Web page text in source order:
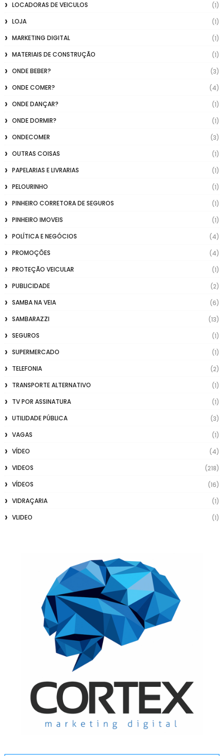
LOCADORAS DE VEICULOS
(1)
LOJA
(1)
MARKETING DIGITAL
(1)
MATERIAIS DE CONSTRUÇÃO
(1)
ONDE BEBER?
(3)
ONDE COMER?
(4)
ONDE DANÇAR?
(1)
ONDE DORMIR?
(1)
ONDECOMER
(3)
OUTRAS COISAS
(1)
PAPELARIAS E LIVRARIAS
(1)
PELOURINHO
(1)
PINHEIRO CORRETORA DE SEGUROS
(1)
PINHEIRO IMOVEIS
(1)
POLÍTICA E NEGÓCIOS
(4)
PROMOÇÕES
(4)
PROTEÇÃO VEICULAR
(1)
PUBLICIDADE
(2)
SAMBA NA VEIA
(6)
SAMBARAZZI
(13)
SEGUROS
(1)
SUPERMERCADO
(1)
TELEFONIA
(2)
TRANSPORTE ALTERNATIVO
(1)
TV POR ASSINATURA
(1)
UTILIDADE PÚBLICA
(3)
VAGAS
(1)
VÍDEO
(4)
VIDEOS
(218)
VÍDEOS
(16)
VIDRAÇARIA
(1)
VLIDEO
(1)